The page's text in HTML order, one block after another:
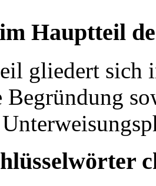
Hauptteil
gliedert sich
Begründung